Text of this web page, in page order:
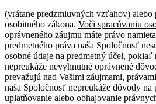
(vrátane predzmluvných vzťahov)
osobitného zákona. Voči spracúvaniu
oprávneného záujmu máte právo
predmetného práva naša Spoločnosť
osobné údaje na predmetný účel, pokiaľ
nepreukáže nevyhnutné oprávnené
prevažujú nad Vašimi záujmami,
naša Spoločnosť nepreukáže dôvody na
uplatňovanie alebo obhajovanie